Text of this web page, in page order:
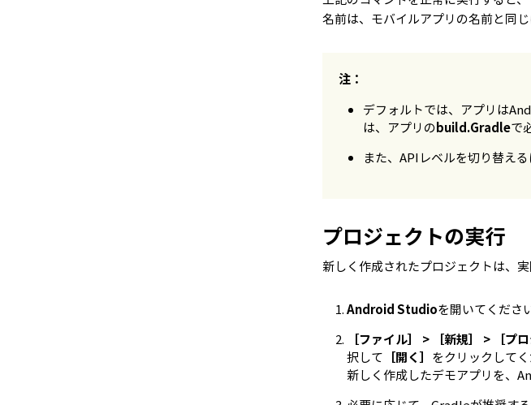
名前は、モバイルアプリの名前と同じ
注：
デフォルトでは、アプリは
は、アプリのbuild.Gradleで
また、APIレベルを切り替え
プロジェクトの実行
新しく作成されたプロジェクトは、
Android Studioを開いてくださ
［ファイル］ > ［新規］ > ［プ
択して ［開く］ をクリックしてく
新しく作成したデモアプリを、